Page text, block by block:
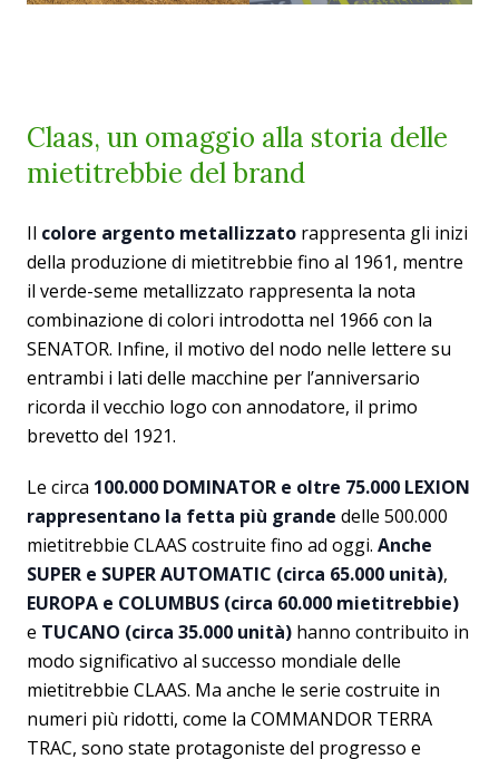
Claas, un omaggio alla storia delle
mietitrebbie del brand
Il colore argento metallizzato rappresenta gli inizi
della produzione di mietitrebbie fino al 1961, mentre
il verde-seme metallizzato rappresenta la nota
combinazione di colori introdotta nel 1966 con la
SENATOR. Infine, il motivo del nodo nelle lettere su
entrambi i lati delle macchine per l’anniversario
ricorda il vecchio logo con annodatore, il primo
brevetto del 1921.
Le circa 100.000 DOMINATOR e oltre 75.000 LEXION
rappresentano la fetta più grande delle 500.000
mietitrebbie CLAAS costruite fino ad oggi. Anche
SUPER e SUPER AUTOMATIC (circa 65.000 unità),
EUROPA e COLUMBUS (circa 60.000 mietitrebbie)
e TUCANO (circa 35.000 unità) hanno contribuito in
modo significativo al successo mondiale delle
mietitrebbie CLAAS. Ma anche le serie costruite in
numeri più ridotti, come la COMMANDOR TERRA
TRAC, sono state protagoniste del progresso e